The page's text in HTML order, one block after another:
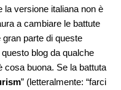
la versione italiana non è
a cambiare le battute
parte di queste
blog da qualche
cosa buona. Se la battuta
” (letteralmente: “farci